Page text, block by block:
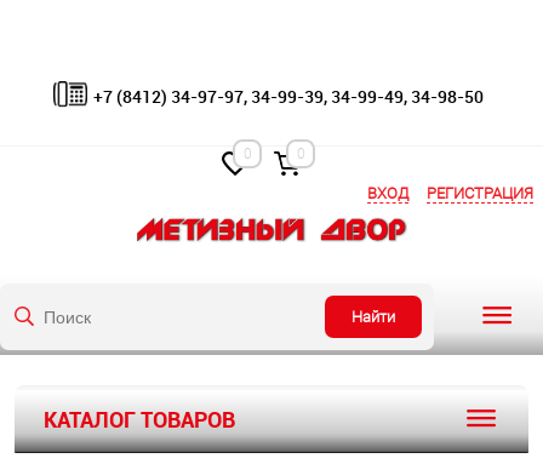
ВХОД РЕГИСТРАЦИЯ
Найти
+7 (8412) 34-97-97, 34-99-39, 34-99-49, 34-98-50
0 0
КАТАЛОГ ТОВАРОВ